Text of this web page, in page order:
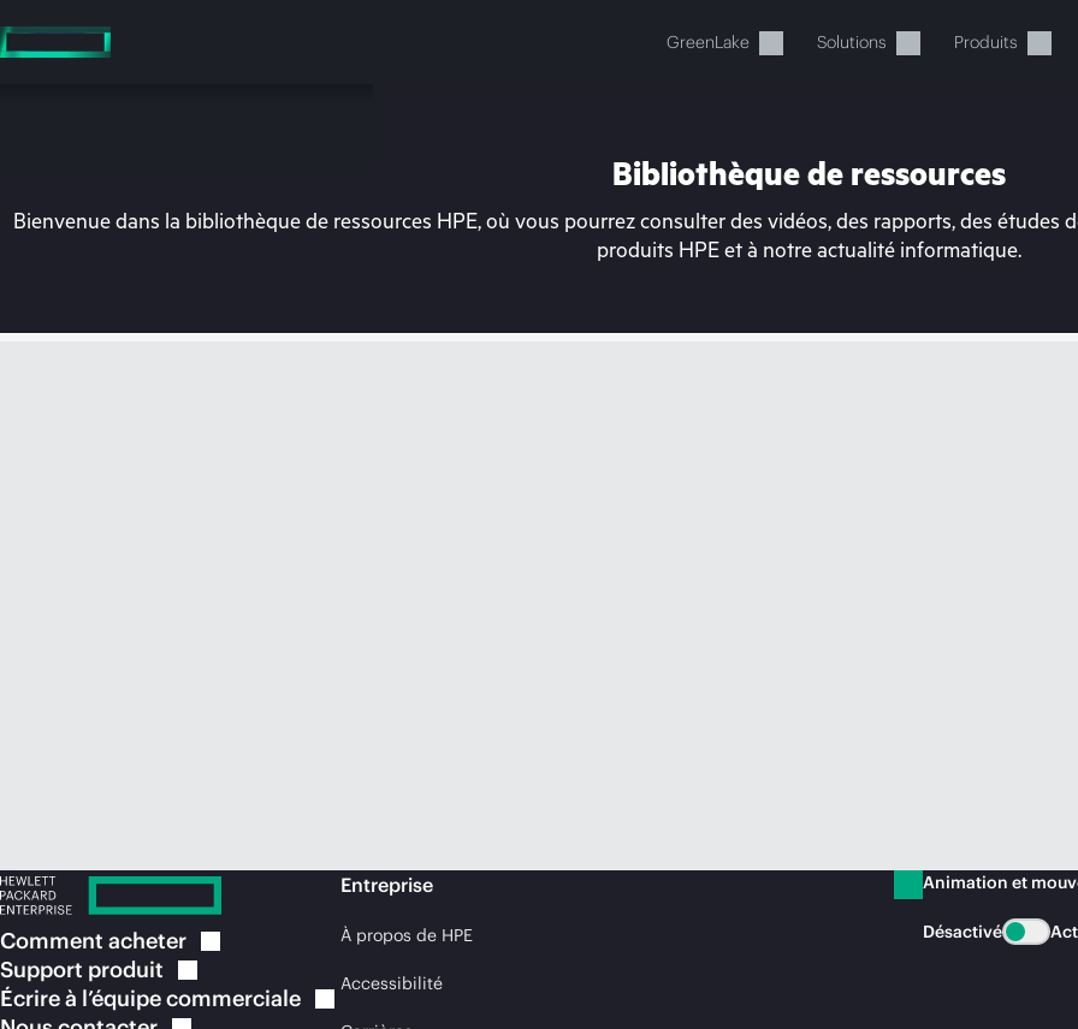
au
contenu
GreenLake Solutions Produits
Votre panier est actuellement
Bibliothèque de ressources
Bienvenue dans la bibliothèque de ressources HPE, où vous pourrez consulter des vidéos, des rapports, des études
produits HPE et à notre actualité informatique.
Comment acheter
Support produit
Écrire à l’équipecommerciale
Entreprise
À propos de HPE
Accessibilité
Animation et
Désactivé